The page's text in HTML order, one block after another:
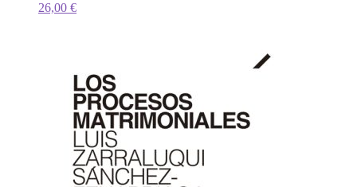
26,00 €